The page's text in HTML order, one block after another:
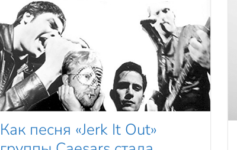
Как песня «Jerk It Out»